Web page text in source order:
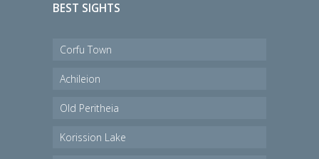
BEST SIGHTS
Corfu Town
Achileion
Old Peritheia
Korission Lake